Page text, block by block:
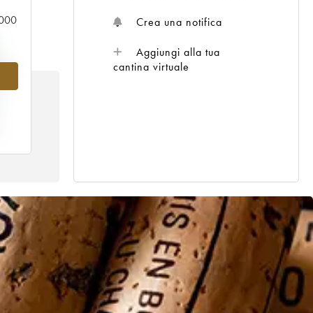
Crea una notifica
Aggiungi alla tua
cantina virtuale